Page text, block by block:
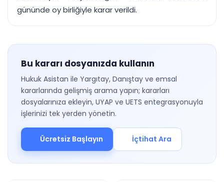
gününde oy birliğiyle karar verildi.
Bu kararı dosyanızda kullanın
Hukuk Asistan ile Yargıtay, Danıştay ve emsal
kararlarında gelişmiş arama yapın; kararları
dosyalarınıza ekleyin, UYAP ve UETS entegrasyonuyla
işlerinizi tek yerden yönetin.
Ücretsiz Başlayın İçtihat Ara